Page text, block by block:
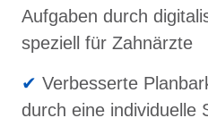
Aufgaben durch
speziell für Zahnärzte
✔ Verbesserte
durch eine individuelle